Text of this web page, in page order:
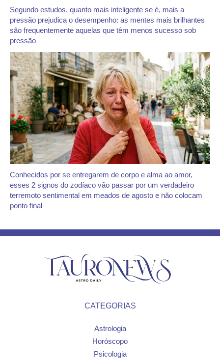
Segundo estudos, quanto mais inteligente se é, mais a
pressão prejudica o desempenho: as mentes mais brilhantes
são frequentemente aquelas que têm menos sucesso sob
pressão
Conhecidos por se entregarem de corpo e alma ao amor,
esses 2 signos do zodíaco vão passar por um verdadeiro
terremoto sentimental em meados de agosto e não colocam
ponto final
CATEGORIAS
Astrologia
Horóscopo
Psicologia